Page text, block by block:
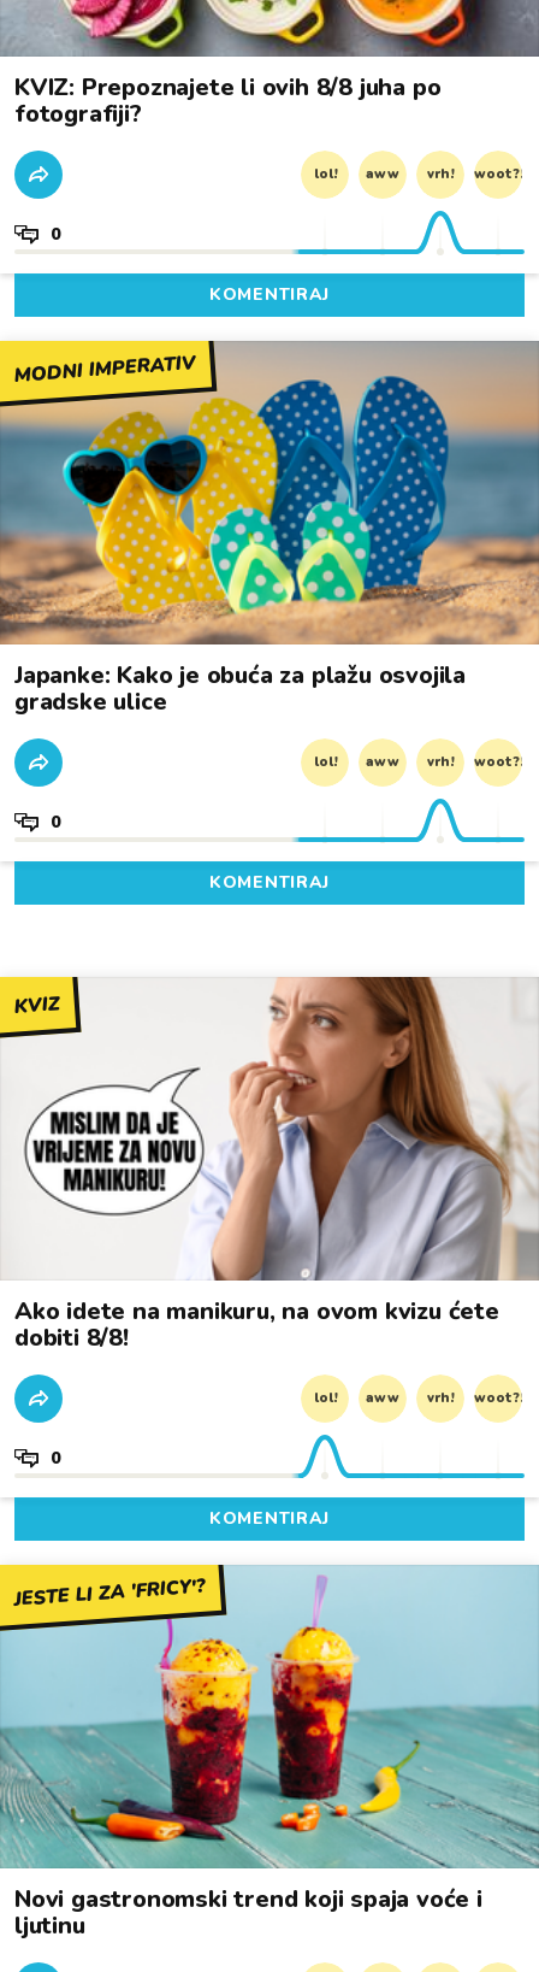
KVIZ: Prepoznajete li ovih 8/8 juha po
fotografiji?
lol! aww vrh! woot?!
0
KOMENTIRAJ
MODNI IMPERATIV
Japanke: Kako je obuća za plažu osvojila
gradske ulice
lol! aww vrh! woot?!
0
KOMENTIRAJ
KVIZ
Ako idete na manikuru, na ovom kvizu ćete
dobiti 8/8!
lol! aww vrh! woot?!
0
KOMENTIRAJ
JESTE LI ZA 'FRICY'?
Novi gastronomski trend koji spaja voće i
ljutinu